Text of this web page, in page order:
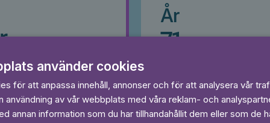
År
71
Läs och lyssna obegränsat
Ingen bindningstid
använder cookies
för att anpassa innehåll, annonser och för att analysera vår
användning av vår webbplats med våra reklam- och
annan information som du har tillhandahållit dem eller som de